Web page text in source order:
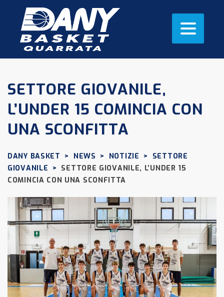
SETTORE GIOVANILE,
L’UNDER 15 COMINCIA CON
UNA SCONFITTA
DANY BASKET > NEWS > NOTIZIE >
SETTORE
GIOVANILE > SETTORE GIOVANILE, L’UNDER 15
COMINCIA CON UNA SCONFITTA